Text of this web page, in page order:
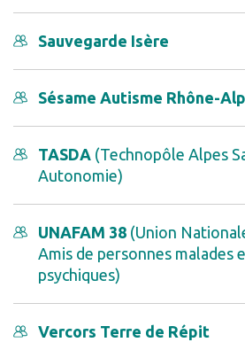
Sauvegarde Isère
Sésame Autisme Rhône-
TASDA (Technopôle Alpes
Autonomie)
UNAFAM 38 (Union
Amis de personnes malades
psychiques)
Vercors Terre de Répit